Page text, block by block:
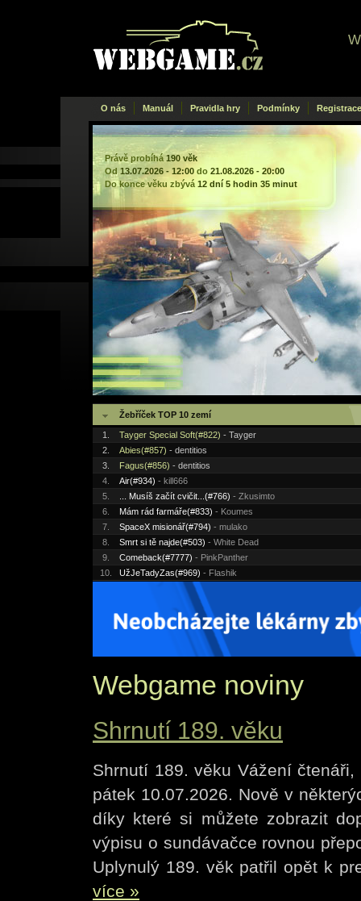
Webgame.cz
O nás Manuál Pravidla hry Podmínky Registrace
Právě probíhá 190 věk
Od 13.07.2026 - 12:00 do 21.08.2026 - 20:00
Do konce věku zbývá 12 dní 5 hodin 35 minut
Žebříček TOP 10 zemí
1. Tayger Special Soft(#822) - Tayger
2.
Abies(#857) - dentitios
3.
Fagus(#856) - dentitios
4.
Air(#934) - kill666
5.
... Musíš začít cvičit...(#766) - Zkusimto
6.
Mám rád farmáře(#833) - Koumes
7.
SpaceX misionář(#794) - mulako
8.
Smrt si tě najde(#503) - White Dead
9.
Comeback(#7777) - PinkPanther
10.
UžJeTadyZas(#969) - Flashik
Webgame noviny
Shrnutí 189. věku
Shrnutí 189. věku Vážení
pátek 10.07.2026. Nově v
díky které si můžete zobrazit
výpisu o sundávačce rovnou
Uplynulý 189. věk patřil opět k
více »